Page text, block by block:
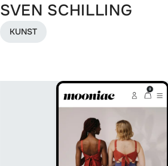
SVEN SCHILLING
KUNST